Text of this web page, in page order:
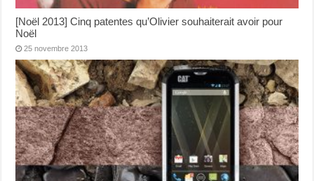
[Noël 2013] Cinq patentes qu’Olivier souhaiterait avoir pour
Noël
25 novembre 2013